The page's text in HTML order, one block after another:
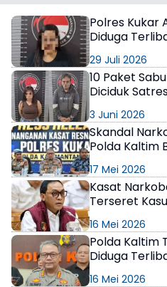
×
Polres Kukar
Diduga
29 Juli 2026
10 Paket
Diciduk
3 Juni 2026
Skandal
Polda Kaltim
Narkoba
17 Mei 2026
Kasat
Terseret
16 Mei 2026
Polda Kaltim
Diduga
16 Mei 2026